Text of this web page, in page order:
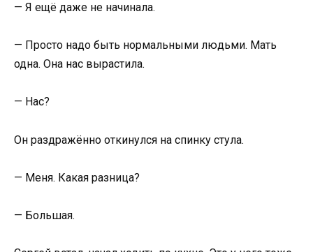
— Я ещё даже не начинала.
— Просто надо быть нормальными людьми. Мать
одна. Она нас вырастила.
— Нас?
Он раздражённо откинулся на спинку стула.
— Меня. Какая разница?
— Большая.